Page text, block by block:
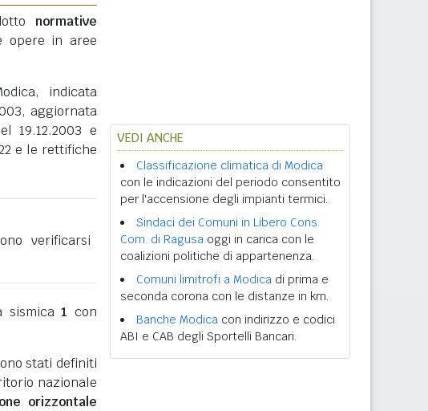
normative
opere in aree
indicata
aggiornata
19.12.2003 e
e le rettifiche
verificarsi
sismica1 con
stati definiti
nazionale
orizzontale
VEDI ANCHE
Classificazione climatica di Modica
con le indicazioni del periodo consentito
per l'accensione degli impianti termici.
Sindaci dei Comuni in Libero Cons.
Com. di Ragusa oggi in carica con le
coalizioni politiche di appartenenza.
Comuni limitrofi a Modica di prima e
seconda corona con le distanze in km.
Banche Modica con indirizzo e codici
ABI e CAB degli Sportelli Bancari.